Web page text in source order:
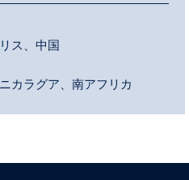
ス、中国
カラグア、南アフリカ